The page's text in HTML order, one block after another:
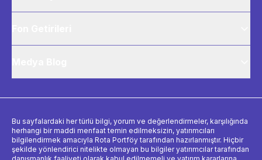
Bu sayfalardaki her türlü bilgi, yorum ve değerlendirmeler, karşılığında
herhangi bir maddi menfaat temin edilmeksizin, yatırımcıları
bilgilendirmek amacıyla Rota Portföy tarafından hazırlanmıştır. Hiçbir
şekilde yönlendirici nitelikte olmayan bu bilgiler yatırımcılar tarafından